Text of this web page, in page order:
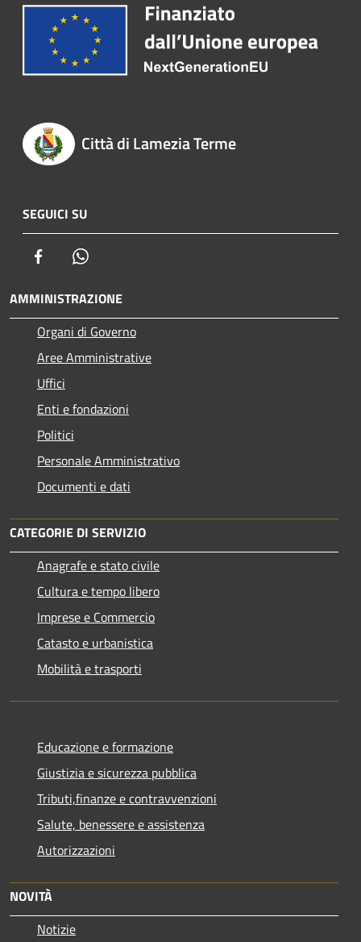
Città di Lamezia Terme
SEGUICI SU
Facebook
AMMINISTRAZIONE
Organi di Governo
Aree Amministrative
Uffici
Enti e fondazioni
Politici
Personale Amministrativo
Documenti e dati
CATEGORIE DI SERVIZIO
Anagrafe e stato civile
Cultura e tempo libero
Imprese e Commercio
Catasto e urbanistica
Mobilità e trasporti
Educazione e formazione
Giustizia e sicurezza pubblica
Tributi,finanze e contravvenzioni
Salute, benessere e assistenza
Autorizzazioni
NOVITÀ
Notizie